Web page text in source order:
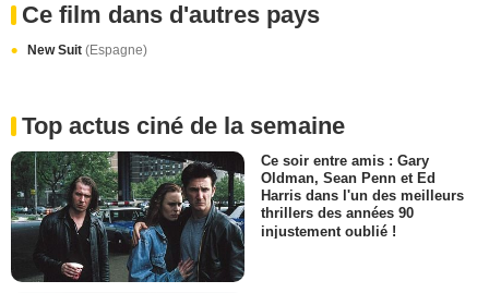
Ce film dans d'autres pays
New Suit (Espagne)
Top actus ciné de la semaine
Ce soir entre amis : Gary
Oldman, Sean Penn et Ed
Harris dans l'un des meilleurs
thrillers des années 90
injustement oublié !